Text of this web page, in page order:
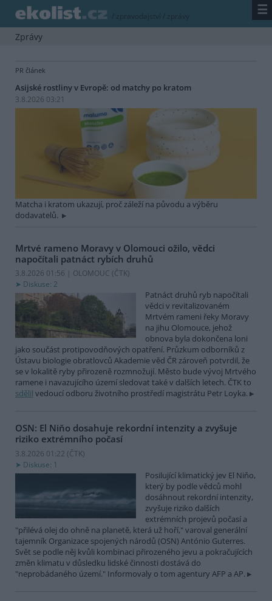
/ zpravodajství / zprávy ☰
Zprávy
PR článek
Asijské rostliny v Evropě: od matchy po kratom
3.8.2026 03:21
Matcha i kratom ukazují, proč záleží na původu a výběru
dodavatelů.
Mrtvé rameno Moravy v Olomouci ožilo, vědci
napočítali patnáct rybích druhů
3.8.2026 01:56 | OLOMOUC (ČTK)
Diskuse: 2
Patnáct druhů ryb napočítali
vědci v revitalizovaném
Mrtvém rameni řeky Moravy
na jihu Olomouce, jehož
obnova byla dokončena loni
jako součást protipovodňových opatření. Průzkum odborníků z
Ústavu biologie obratlovců Akademie věd ČR zároveň potvrdil, že
se v lokalitě ryby přirozeně rozmnožují. Město bude vývoj Mrtvého
ramene i navazujícího území sledovat také v dalších letech. ČTK to
sdělil vedoucí odboru životního prostředí magistrátu Petr Loyka.
OSN: El Niňo dosahuje rekordní intenzity a zvyšuje
riziko extrémního počasí
3.8.2026 01:22 (ČTK)
Diskuse: 1
Posilující klimatický jev El Niňo,
který by podle vědců mohl
dosáhnout rekordní intenzity,
zvyšuje riziko dalších
extrémních projevů počasí a
"přilévá olej do ohně na planetě, která už hoří," varoval generální
tajemník Organizace spojených národů (OSN) António Guterres.
Svět se podle něj kvůli kombinaci přirozeného jevu a pokračujících
změn klimatu v důsledku lidské činnosti dostává do
"neprobádaného území." Informovaly o tom agentury AFP a AP.